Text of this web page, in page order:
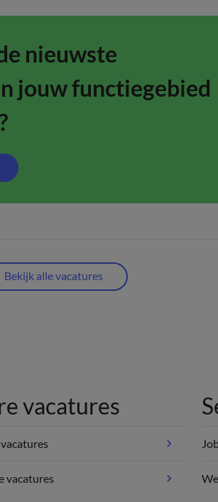
nieuwste
jouw functiegebied
Bekijk alle vacatures
vacatures
vacatures